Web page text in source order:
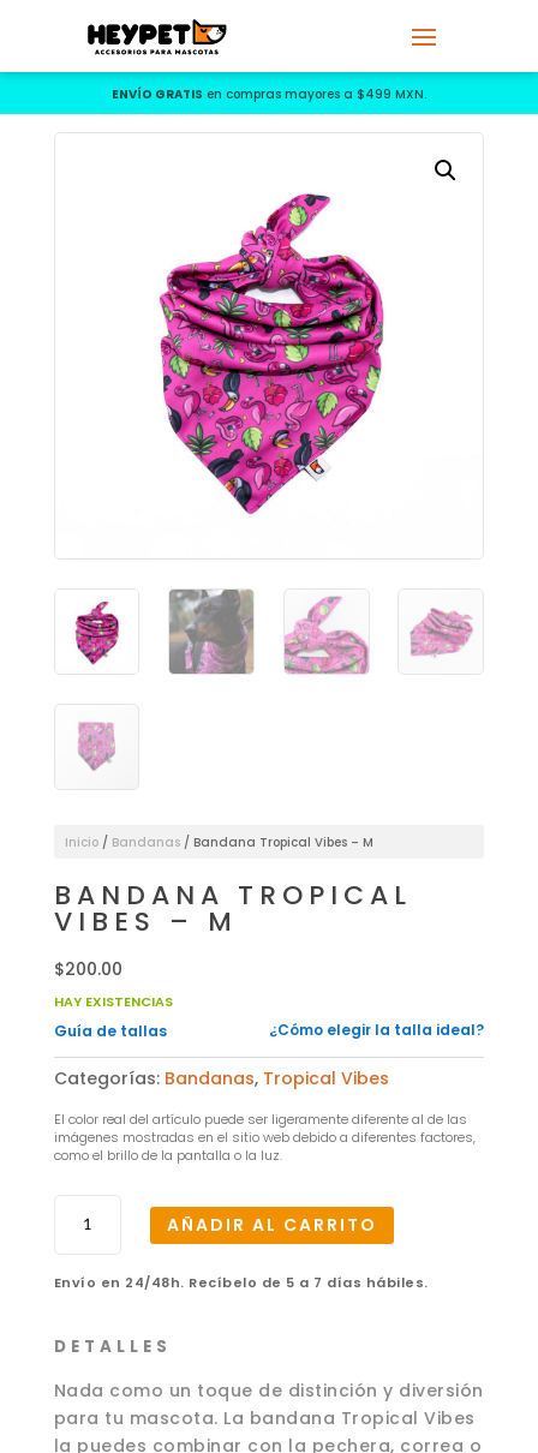
ENVÍO GRATIS en compras mayores a $499 MXN.
Inicio/ Bandanas/ Bandana Tropical Vibes – M
BANDANA TROPICAL
VIBES – M
$200.00
HAY EXISTENCIAS
Guía de tallas ¿Cómo elegir la talla ideal?
Categorías: Bandanas, Tropical Vibes
El color real del artículo puede ser ligeramente diferente al de las
imágenes mostradas en el sitio web debido a diferentes factores,
como el brillo de la pantalla o la luz.
Tropical
–
cantidad
AÑADIR AL CARRITO
Envío en 24/48h. Recíbelo de 5 a 7 días hábiles.
D E T A L L E S
Nada como un toque de distinción y diversión
para tu mascota. La bandana Tropical Vibes
la puedes combinar con la pechera, correa o